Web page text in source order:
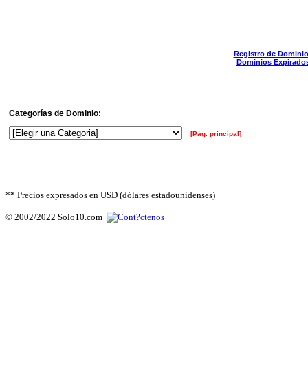
Registro de
Dominios
Categorías de Dominio:
[Pág. principal]
** Precios expresados en USD (dólares estadounidenses)
© 2002/2022 Solo10.com